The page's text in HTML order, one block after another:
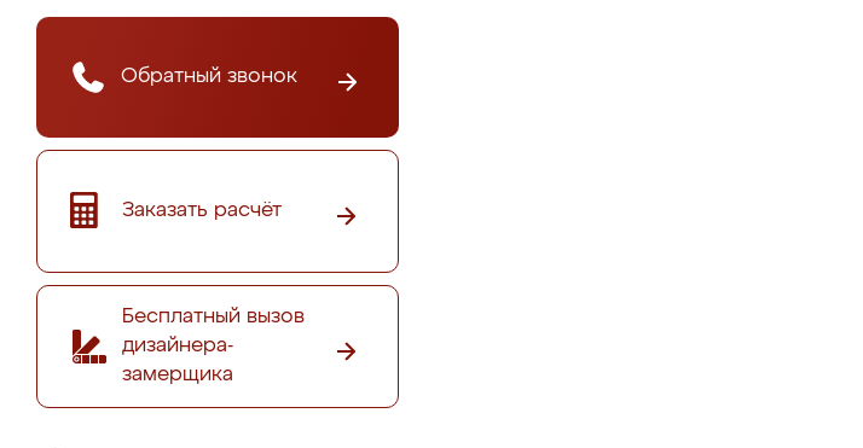
Обратный звонок
Заказать расчёт
Бесплатный вызов
дизайнера-
замерщика